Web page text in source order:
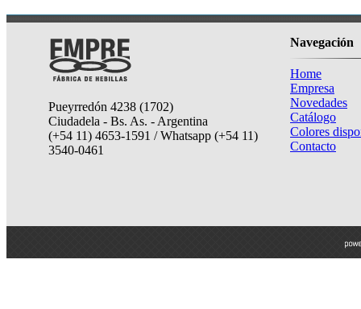
Pueyrredón 4238 (1702)
Ciudadela - Bs. As. - Argentina
(+54 11) 4653-1591 / Whatsapp (+54 11)
3540-0461
Navegación
Home
Empresa
Novedades
Catálogo
Colores
Contacto